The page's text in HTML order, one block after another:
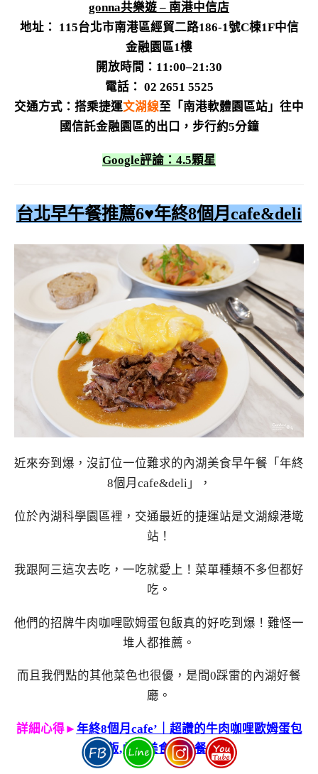
gonna共樂遊 – 南港中信店
地址： 115台北市南港區經貿二路186-1號C棟1F中信
金融園區1樓
開放時間：11:00–21:30
電話： 02 2651 5525
交通方式： 搭乘捷運文湖線至「南港軟體園區站」往中
國信託金融園區的出口，步行約5分鐘
Google評論：4.5顆星
台北早午餐推薦6♥年終8個月cafe&deli
近來夯到爆，沒訂位一位難求的內湖美食早午餐「年終
8個月cafe&deli」，
位於內湖科學園區裡，交通最近的捷運站是文湖線港墘
站！
我跟阿三這次去吃，一吃就愛上！菜單種類不多但都好
吃。
他們的招牌牛肉咖哩歐姆蛋包飯真的好吃到爆！難怪一
堆人都推薦。
而且我們點的其他菜色也很優，是間0踩雷的內湖好餐
廳。
詳細心得► 年終8個月cafe’｜超讚的牛肉咖哩歐姆蛋包
飯,內湖美食早午餐!